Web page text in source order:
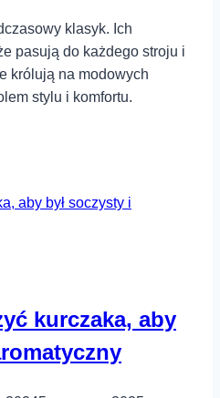
klasyk. Ich
pasują do każdego stroju i
królują na modowych
stylu i komfortu.
kurczaka, aby